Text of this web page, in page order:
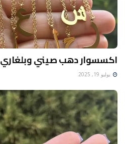
اكسسوار دهب صيني وبلغاري
يوليو 19, 2025